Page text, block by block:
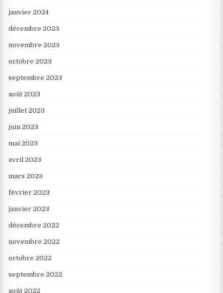
janvier 2024
décembre 2023
novembre 2023
octobre 2023
septembre 2023
août 2023
juillet 2023
juin 2023
mai 2023
avril 2023
mars 2023
février 2023
janvier 2023
décembre 2022
novembre 2022
octobre 2022
septembre 2022
août 2022